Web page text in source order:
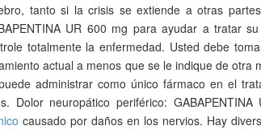
tanto si la crisis se extiende a otras
UR 600 mg para ayudar a tratar
totalmente la enfermedad. Usted debe
actual a menos que se le indique de otra
administrar como único fármaco en el
Dolor neuropático periférico:
causado por daños en los nervios. Hay